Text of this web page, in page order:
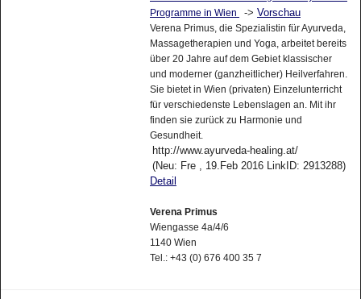
Programme in Wien
-> Vorschau
Verena Primus, die Spezialistin für Ayurveda,
Massagetherapien und Yoga, arbeitet bereits
über 20 Jahre auf dem Gebiet klassischer
und moderner (ganzheitlicher) Heilverfahren.
Sie bietet in Wien (privaten) Einzelunterricht
für verschiedenste Lebenslagen an. Mit ihr
finden sie zurück zu Harmonie und
Gesundheit.
http://www.ayurveda-healing.at/
(Neu: Fre , 19.Feb 2016 LinkID: 2913288)
Detail
Verena Primus
Wiengasse 4a/4/6
1140 Wien
Tel.: +43 (0) 676 400 35 7